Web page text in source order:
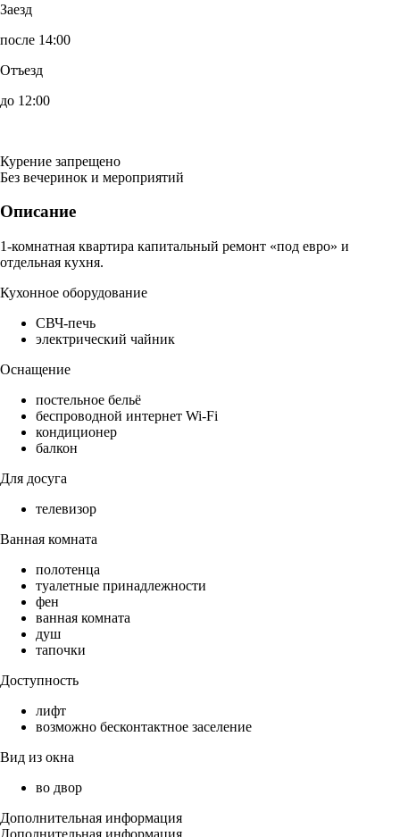
Заезд
после 14:00
Отъезд
до 12:00
Курение запрещено
Без вечеринок и мероприятий
Описание
1-комнатная квартира капитальный ремонт «под евро» и
отдельная кухня.
Кухонное оборудование
СВЧ-печь
электрический чайник
Оснащение
постельное бельё
беспроводной интернет Wi-Fi
кондиционер
балкон
Для досуга
телевизор
Ванная комната
полотенца
туалетные принадлежности
фен
ванная комната
душ
тапочки
Доступность
лифт
возможно бесконтактное заселение
Вид из окна
во двор
Дополнительная информация
Дополнительная информация